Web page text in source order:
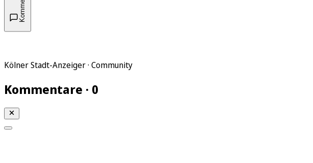
Kölner Stadt-Anzeiger · Community
Kommentare · 0